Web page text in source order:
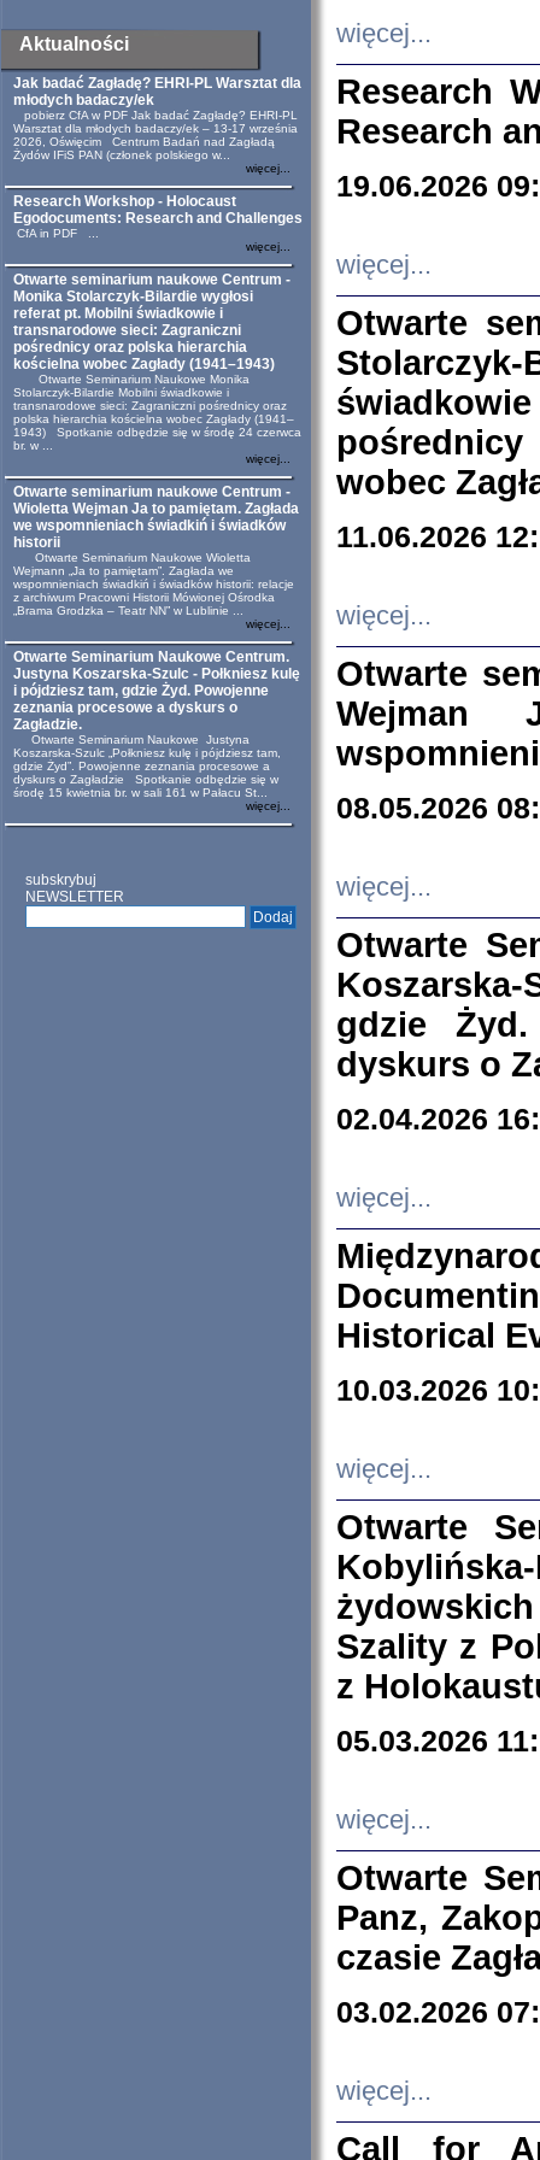
Aktualności
Jak badać Zagładę? EHRI-PL Warsztat dla
młodych badaczy/ek
pobierz CfA w PDF Jak badać Zagładę? EHRI-PL
Warsztat dla młodych badaczy/ek – 13-17 września
2026, Oświęcim Centrum Badań nad Zagładą
Żydów IFiS PAN (członek polskiego w...
więcej...
Research Workshop - Holocaust
Egodocuments: Research and Challenges
CfA in PDF ...
więcej...
Otwarte seminarium naukowe Centrum -
Monika Stolarczyk-Bilardie wygłosi
referat pt. Mobilni świadkowie i
transnarodowe sieci: Zagraniczni
pośrednicy oraz polska hierarchia
kościelna wobec Zagłady (1941–1943)
Otwarte Seminarium Naukowe Monika
Stolarczyk-Bilardie Mobilni świadkowie i
transnarodowe sieci: Zagraniczni pośrednicy oraz
polska hierarchia kościelna wobec Zagłady (1941–
1943) Spotkanie odbędzie się w środę 24 czerwca
br. w ...
więcej...
Otwarte seminarium naukowe Centrum -
Wioletta Wejman Ja to pamiętam. Zagłada
we wspomnieniach świadkiń i świadków
historii
Otwarte Seminarium Naukowe Wioletta
Wejmann „Ja to pamiętam”. Zagłada we
wspomnieniach świadkiń i świadków historii: relacje
z archiwum Pracowni Historii Mówionej Ośrodka
„Brama Grodzka – Teatr NN” w Lublinie ...
więcej...
Otwarte Seminarium Naukowe Centrum.
Justyna Koszarska-Szulc - Połkniesz kulę
i pójdziesz tam, gdzie Żyd. Powojenne
zeznania procesowe a dyskurs o
Zagładzie.
Otwarte Seminarium Naukowe Justyna
Koszarska-Szulc „Połkniesz kulę i pójdziesz tam,
gdzie Żyd”. Powojenne zeznania procesowe a
dyskurs o Zagładzie Spotkanie odbędzie się w
środę 15 kwietnia br. w sali 161 w Pałacu St...
więcej...
subskrybuj
NEWSLETTER
więcej...
Research
Research
19.06.2026
więcej...
Otwarte
wobec
11.06.2026
więcej...
Otwarte
Wejman
08.05.2026
więcej...
Otwarte
Koszarska-
gdzie
dyskurs o
02.04.2026
więcej...
Historical
10.03.2026
więcej...
Otwarte
Szality z
z
05.03.2026
więcej...
Otwarte
Panz,
czasie
03.02.2026
więcej...
Call for